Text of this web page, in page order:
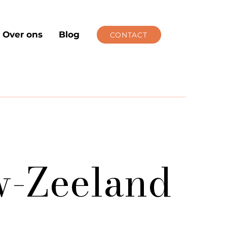
Over ons Blog CONTACT
Zeeland